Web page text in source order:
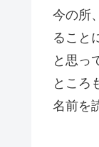
今の所
ること
と思っ
ところ
名前を